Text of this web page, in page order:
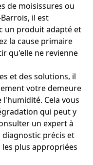
de moisissures ou
il est
un produit adapté et
la cause primaire
qu'elle ne revienne
et des solutions, il
votre demeure
Cela vous
qui peut y
un expert à
précis et
plus appropriées